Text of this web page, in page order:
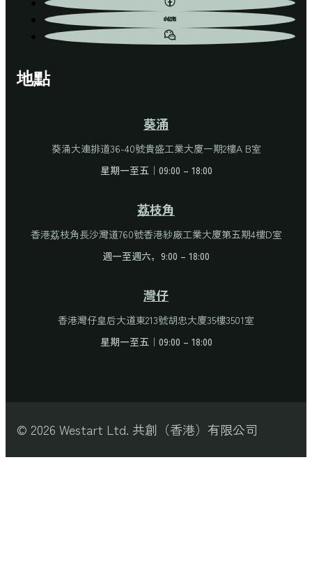
地點
葵涌
葵涌大連排道36-40號貴盛工業大廈一期2樓A B室
星期一至五｜09:00 – 18:00
荔枝角
香港荔枝角長沙灣道760號香港紗廠工業大廈第五期4樓D室
週一至週六，9:00 – 18:00
灣仔
香港灣仔皇后大道東213號胡忠大廈35樓3501室
星期一至五｜09:00 – 18:00
© 2026 Westart Ltd. 共創（香港）有限公司